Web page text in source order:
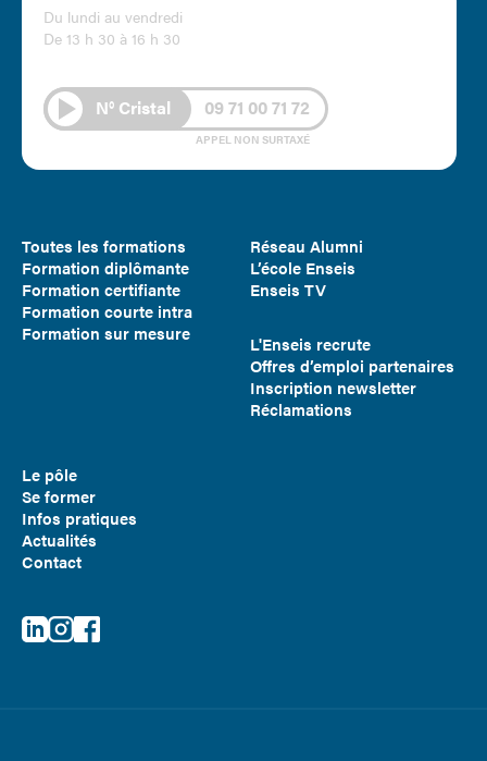
Du lundi au vendredi
De 13 h 30 à 16 h 30
N° Cristal 09 71 00 71 72
APPEL NON SURTAXÉ
Toutes les formations
Formation diplômante
Formation certifiante
Formation courte intra
Formation sur mesure
Réseau Alumni
L’école Enseis
Enseis TV
L'Enseis recrute
Offres d’emploi partenaires
Inscription newsletter
Réclamations
Le pôle
Se former
Infos pratiques
Actualités
Contact